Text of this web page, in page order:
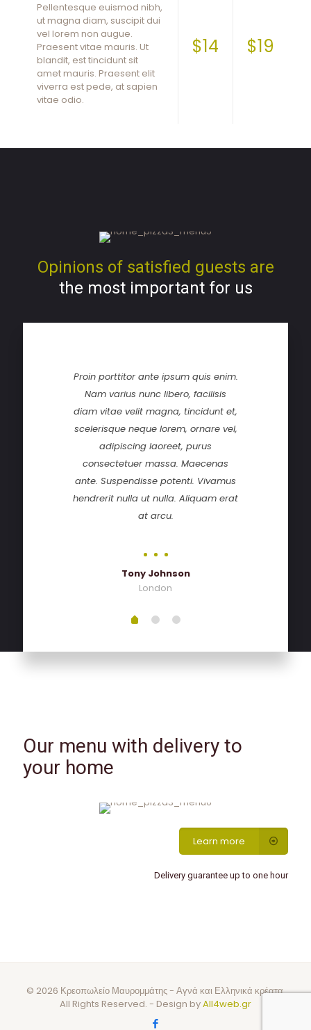
Pellentesque euismod nibh,
ut magna diam, suscipit dui
vel lorem non augue.
Praesent vitae mauris. Ut
blandit, est tincidunt sit
amet mauris. Praesent elit
viverra est pede, at sapien
vitae odio.
$14 $19
Opinions of satisfied guests are
the most important for us
Proin porttitor ante ipsum quis enim.
Nam varius nunc libero, facilisis
diam vitae velit magna, tincidunt et,
scelerisque neque lorem, ornare vel,
adipiscing laoreet, purus
consectetuer massa. Maecenas
ante. Suspendisse potenti. Vivamus
hendrerit nulla ut nulla. Aliquam erat
at arcu.
Tony Johnson
London
Our menu with delivery to
your home
Learn more
Delivery guarantee up to one hour
© 2026 Κρεοπωλείο Μαυρομμάτης - Αγνά και Ελληνικά κρέατα.
All Rights Reserved. - Design byAll4web.gr